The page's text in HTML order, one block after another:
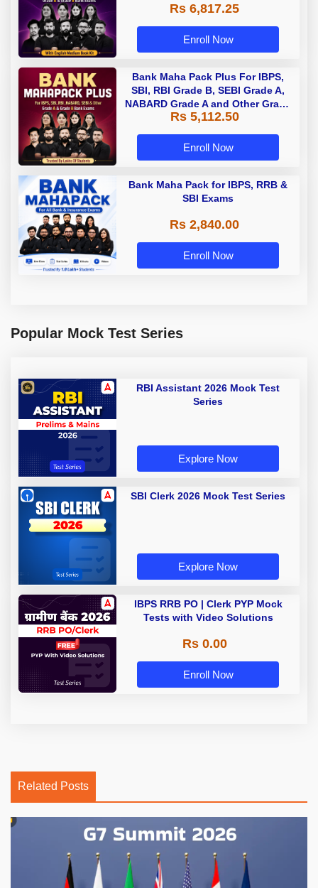
Rs 6,817.25
Enroll Now
Bank Maha Pack Plus For IBPS,
SBI, RBI Grade B, SEBI Grade A,
NABARD Grade A and Other Grade
A & Grade B Bank Exams
Rs 5,112.50
Enroll Now
Bank Maha Pack for IBPS, RRB &
SBI Exams
Rs 2,840.00
Enroll Now
Popular Mock Test Series
RBI Assistant 2026 Mock Test
Series
Explore Now
SBI Clerk 2026 Mock Test Series
Explore Now
IBPS RRB PO | Clerk PYP Mock
Tests with Video Solutions
Rs 0.00
Enroll Now
Related Posts